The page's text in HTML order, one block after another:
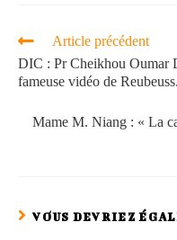
Article précédent
DIC : Pr Cheikhou Oumar
fameuse vidéo de Reubeuss.
Mame M. Niang : « La
VOUS DEVRIEZ